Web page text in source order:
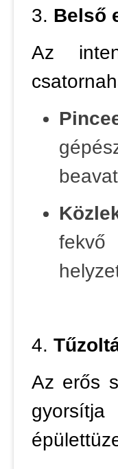
3. Belső
Az
4.
Az erős